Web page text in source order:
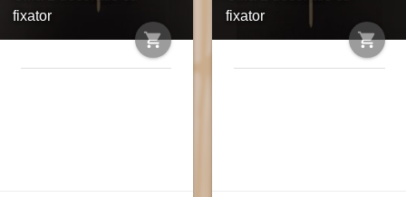
fixator
shopping_cart
fixator
shopping_cart